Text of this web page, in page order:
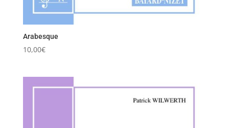
Arabesque
10,00€